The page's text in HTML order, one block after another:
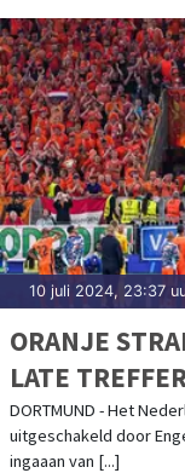
10 juli 2024, 23:37
ORANJE
LATE
DORTMUND - Het
uitgeschakeld door
ingaaan van [...]